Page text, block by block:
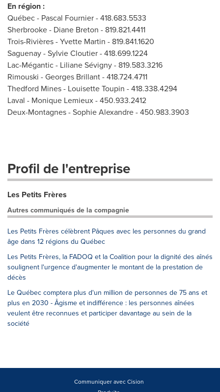
En région :
Québec - Pascal Fournier - 418.683.5533
Sherbrooke - Diane Breton - 819.821.4411
Trois-Rivières - Yvette Martin - 819.841.1620
Saguenay - Sylvie Cloutier - 418.699.1224
Lac-Mégantic - Liliane Sévigny - 819.583.3216
Rimouski - Georges Brillant - 418.724.4711
Thedford Mines - Louisette Toupin - 418.338.4294
Laval - Monique Lemieux - 450.933.2412
Deux-Montagnes - Sophie Alexandre - 450.983.3903
Profil de l'entreprise
Les Petits Frères
Autres communiqués de la compagnie
Les Petits Frères célèbrent Pâques avec les personnes du grand
âge dans 12 régions du Québec
Les Petits Frères, la FADOQ et la Coalition pour la dignité des aînés
soulignent l'urgence d'augmenter le montant de la prestation de
décès
Le Québec comptera plus d'un million de personnes de 75 ans et
plus en 2030 - Âgisme et indifférence : les personnes aînées
veulent être reconnues et participer davantage au sein de la
société
Communiquer avec Cision